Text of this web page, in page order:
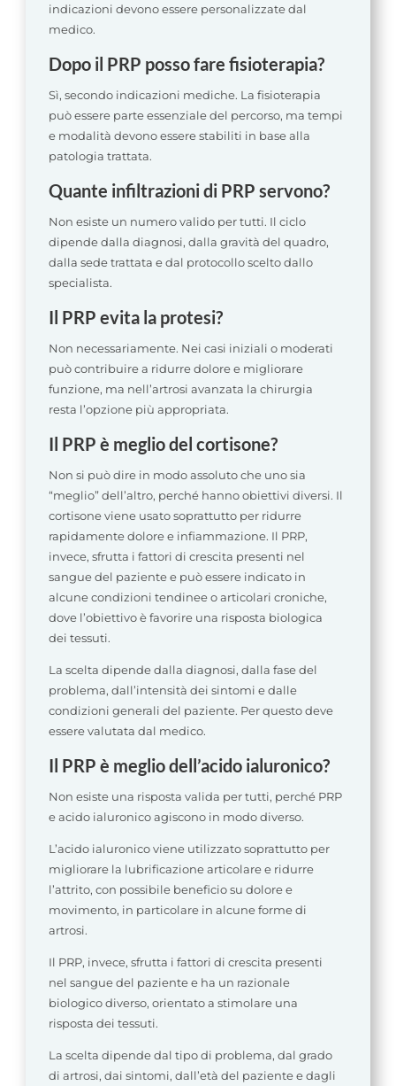
indicazioni devono essere personalizzate dal
medico.
Dopo il PRP posso fare fisioterapia?
Sì, secondo indicazioni mediche. La fisioterapia
può essere parte essenziale del percorso, ma tempi
e modalità devono essere stabiliti in base alla
patologia trattata.
Quante infiltrazioni di PRP servono?
Non esiste un numero valido per tutti. Il ciclo
dipende dalla diagnosi, dalla gravità del quadro,
dalla sede trattata e dal protocollo scelto dallo
specialista.
Il PRP evita la protesi?
Non necessariamente. Nei casi iniziali o moderati
può contribuire a ridurre dolore e migliorare
funzione, ma nell’artrosi avanzata la chirurgia
resta l’opzione più appropriata.
Il PRP è meglio del cortisone?
Non si può dire in modo assoluto che uno sia
“meglio” dell’altro, perché hanno obiettivi diversi. Il
cortisone viene usato soprattutto per ridurre
rapidamente dolore e infiammazione. Il PRP,
invece, sfrutta i fattori di crescita presenti nel
sangue del paziente e può essere indicato in
alcune condizioni tendinee o articolari croniche,
dove l’obiettivo è favorire una risposta biologica
dei tessuti.
La scelta dipende dalla diagnosi, dalla fase del
problema, dall’intensità dei sintomi e dalle
condizioni generali del paziente. Per questo deve
essere valutata dal medico.
Il PRP è meglio dell’acido ialuronico?
Non esiste una risposta valida per tutti, perché PRP
e acido ialuronico agiscono in modo diverso.
L’acido ialuronico viene utilizzato soprattutto per
migliorare la lubrificazione articolare e ridurre
l’attrito, con possibile beneficio su dolore e
movimento, in particolare in alcune forme di
artrosi.
Il PRP, invece, sfrutta i fattori di crescita presenti
nel sangue del paziente e ha un razionale
biologico diverso, orientato a stimolare una
risposta dei tessuti.
La scelta dipende dal tipo di problema, dal grado
di artrosi, dai sintomi, dall’età del paziente e dagli